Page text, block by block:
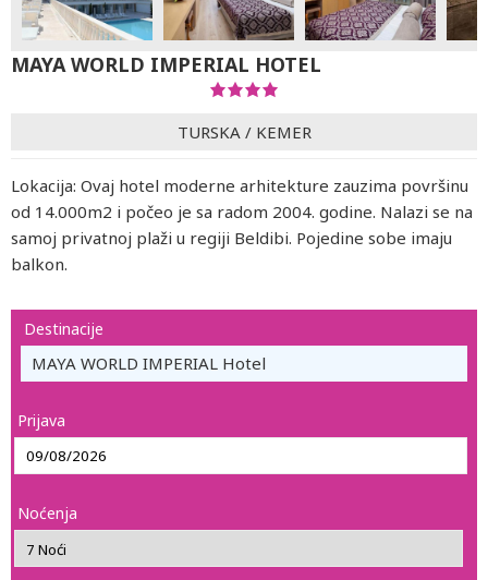
MAYA WORLD IMPERIAL HOTEL
TURSKA / KEMER
Lokacija: Ovaj hotel moderne arhitekture zauzima površinu
od 14.000m2 i počeo je sa radom 2004. godine. Nalazi se na
samoj privatnoj plaži u regiji Beldibi. Pojedine sobe imaju
balkon.
Destinacije
MAYA WORLD IMPERIAL Hotel
Prijava
Noćenja